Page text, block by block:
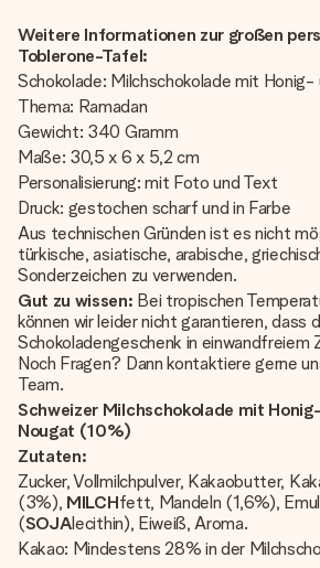
Weitere Informationen zur großen
Toblerone-Tafel:
Schokolade: Milchschokolade mit
Thema: Ramadan
Gewicht: 340 Gramm
Maße: 30,5 x 6 x 5,2 cm
Personalisierung: mit Foto und Text
Druck: gestochen scharf und in Farbe
Aus technischen Gründen ist es nicht
türkische, asiatische, arabische,
Sonderzeichen zu verwenden.
Gut zu wissen: Bei tropischen
können wir leider nicht garantieren, dass
Schokoladengeschenk in einwandfreiem
Noch Fragen? Dann kontaktiere gerne
Team.
Schweizer Milchschokolade mit
Nougat (10%)
Zutaten:
Zucker, Vollmilchpulver, Kakaobutter,
(3%), MILCHfett, Mandeln (1,6%),
(SOJAlecithin), Eiweiß, Aroma.
Kakao: Mindestens 28% in der